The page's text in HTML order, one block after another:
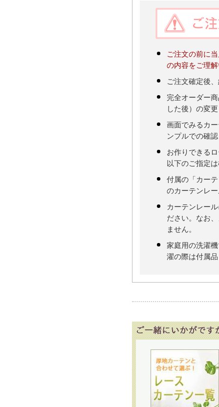
ご注文の前に
の内容をご理
ご注文確定後
完全オーダー
した後）の変
画面でみるカ
ンプルでの確
お作りできる
以下のご指定
付属の「カー
のカーテンレ
カーテンレー
ださい。なお
ません。
家庭用の洗濯
濯の際は付属